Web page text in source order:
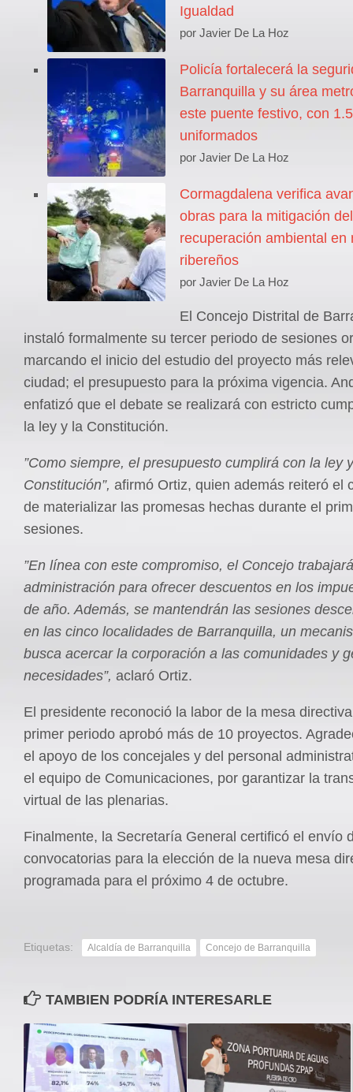
Igualdad
por Javier De La Hoz
Policía fortalecerá la
Barranquilla y su área
este puente festivo, con
uniformados
por Javier De La Hoz
Cormagdalena verifica
obras para la mitigación
recuperación ambiental en
ribereños
por Javier De La Hoz
El Concejo Distrital de
instaló formalmente su tercer periodo de sesiones
marcando el inicio del estudio del proyecto más
ciudad; el presupuesto para la próxima vigencia.
enfatizó que el debate se realizará con estricto
la ley y la Constitución.
”Como siempre, el presupuesto cumplirá con la ley
Constitución”, afirmó Ortiz, quien además reiteró el
de materializar las promesas hechas durante el
sesiones.
”En línea con este compromiso, el Concejo
administración para ofrecer descuentos en los
de año. Además, se mantendrán las sesiones
en las cinco localidades de Barranquilla, un
busca acercar la corporación a las comunidades y
necesidades”, aclaró Ortiz.
El presidente reconoció la labor de la mesa
primer periodo aprobó más de 10 proyectos.
el apoyo de los concejales y del personal
el equipo de Comunicaciones, por garantizar la
virtual de las plenarias.
Finalmente, la Secretaría General certificó el envío
convocatorias para la elección de la nueva mesa
programada para el próximo 4 de octubre.
Etiquetas: Alcaldía de Barranquilla Concejo de Barranquilla
TAMBIEN PODRÍA INTERESARLE